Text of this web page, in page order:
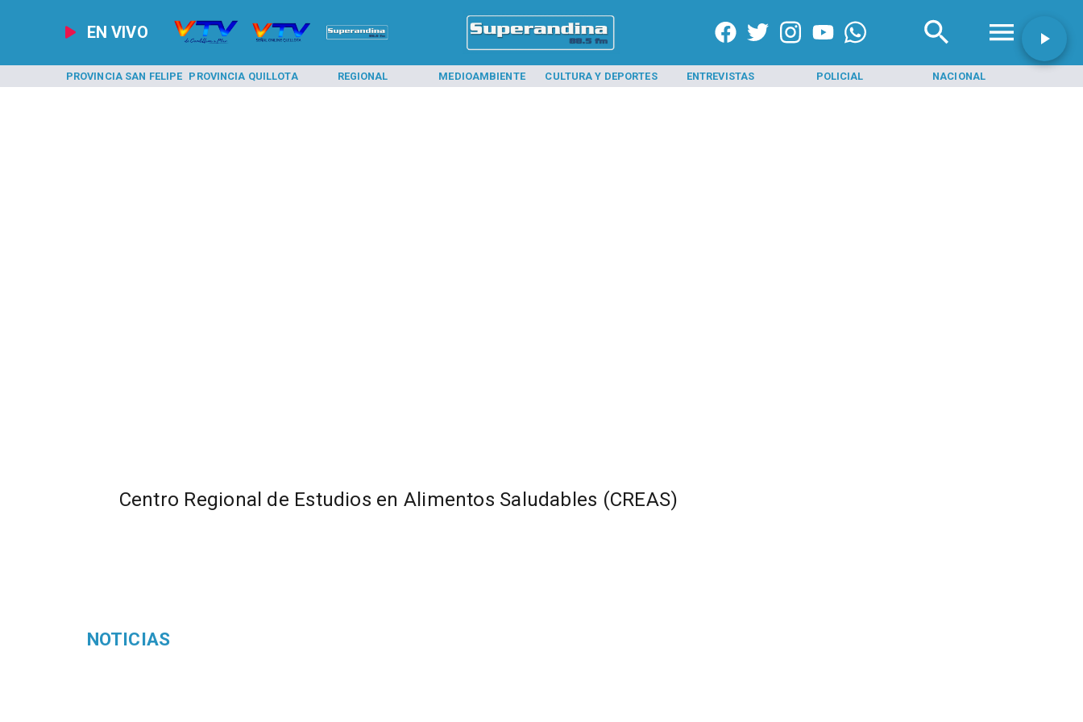
EN VIVO
PROVINCIA SAN FELIPE PROVINCIA QUILLOTA REGIONAL MEDIOAMBIENTE CULTURA Y DEPORTES ENTREVISTAS POLICIAL NACIONAL
Centro Regional de Estudios en Alimentos Saludables (CREAS)
NOTICIAS